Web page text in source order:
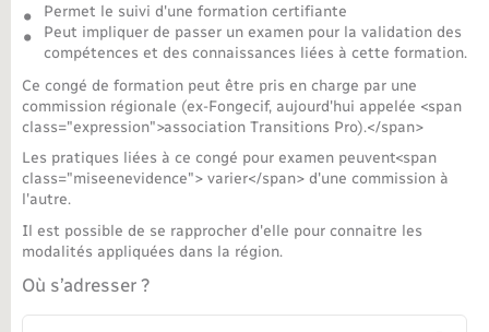
Organisation d’événement
Sécurité - Prévention
Seniors
Transports
Voirie et espace public
Permet le suivi d'une formation certifiante
Peut impliquer de passer un examen pour la validation des
compétences et des connaissances liées à cette formation.
Ce congé de formation peut être pris en charge par une
commission régionale (ex-Fongecif, aujourd'hui appelée <span
class="expression">association Transitions Pro).</span>
Les pratiques liées à ce congé pour examen peuvent<span
class="miseenevidence"> varier</span> d'une commission à
l'autre.
Il est possible de se rapprocher d'elle pour connaitre les
modalités appliquées dans la région.
Où s’adresser ?